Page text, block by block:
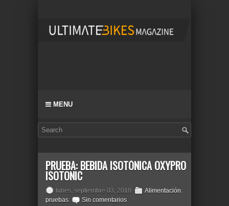
MENU
PRUEBA: BEBIDA ISOTÓNICA OXYPRO
ISOTONIC
lunes, septiembre 03, 2018 Alimentación,
pruebas
Sin comentarios